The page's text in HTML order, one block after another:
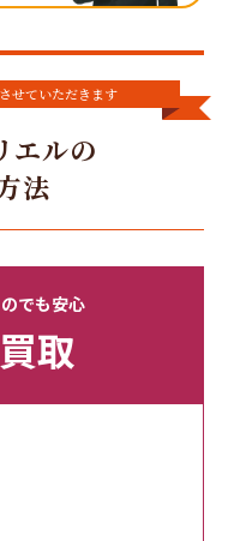
せていただきます
エルの
法
でも安心
取